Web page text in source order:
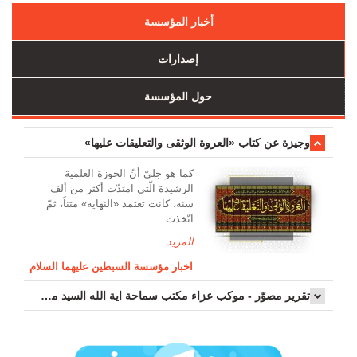
أخبار المؤسسة
إصدارات
حول المؤسسة
وجیزة عن کتاب «العروة الوثقی والتعلیقات علیها»
کما هو جليّ أنّ الحوزة العلمیة
الرشیدة الّتي امتدّت أكثر من ألف
سنة، كانت تعتمد «النهاية» متناً، ثمّ
اتّخذت
المزيد...
اخبار مؤسسة السبطين عليهما السلام
تقرير مصوّر - موكب عزاء مکتب سماحة اية الله السيد مرتضى الموسوي الاصفهاني في يوم إستشهاد السيدة فاطم...